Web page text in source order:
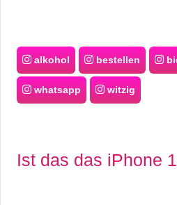
alkohol bestellen
whatsapp witzig
Ist das das iPhone